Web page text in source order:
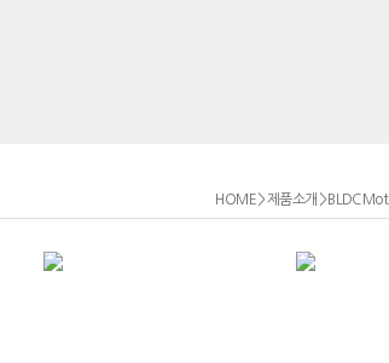
HOME>제품소개 > BLDC